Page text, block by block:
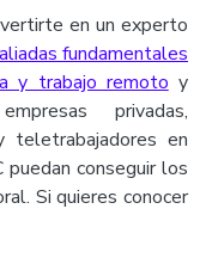
en un experto
fundamentales
y trabajo remoto y
privadas,
teletrabajadores en
conseguir los
Si quieres conocer